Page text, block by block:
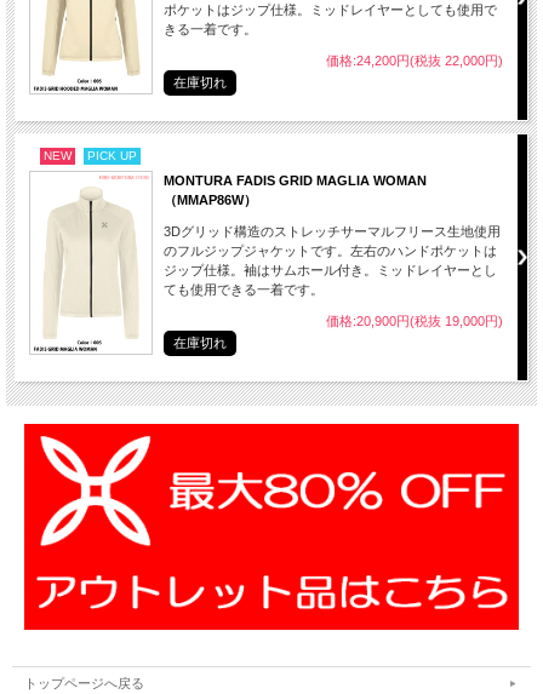
ポケットはジップ仕様。ミッドレイヤーとしても使用で
きる一着です。
価格:24,200円(税抜 22,000円)
在庫切れ
NEW PICK UP
MONTURA FADIS GRID MAGLIA WOMAN
（MMAP86W）
3Dグリッド構造のストレッチサーマルフリース生地使用
のフルジップジャケットです。左右のハンドポケットは
ジップ仕様。袖はサムホール付き。ミッドレイヤーとし
ても使用できる一着です。
価格:20,900円(税抜 19,000円)
在庫切れ
トップページへ戻る